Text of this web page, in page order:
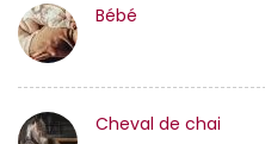
Bébé
Cheval de chai